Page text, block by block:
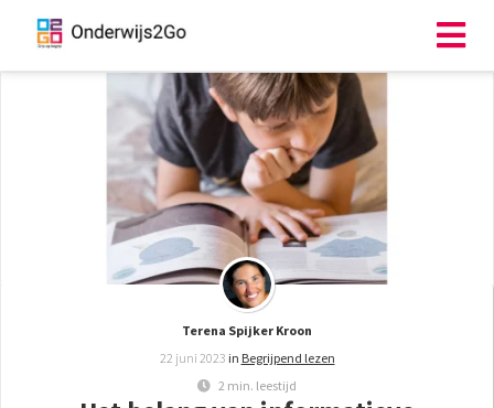
Terena Spijker Kroon
22 juni 2023 in Begrijpend lezen
2 min. leestijd